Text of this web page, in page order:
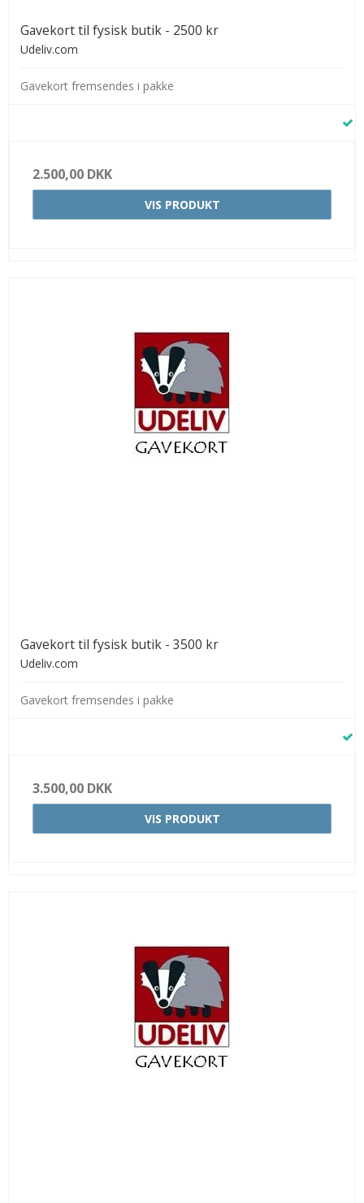
Gavekort til fysisk butik - 2500 kr
Udeliv.com
Gavekort fremsendes i pakke
2.500,00 DKK
VIS PRODUKT
Gavekort til fysisk butik - 3500 kr
Udeliv.com
Gavekort fremsendes i pakke
3.500,00 DKK
VIS PRODUKT